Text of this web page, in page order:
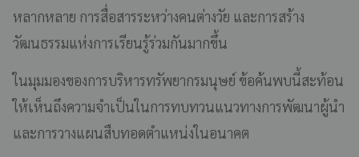
หลากหลาย การสื่อสารระหว่างคนต่างวัย และการสร้าง
วัฒนธรรมแห่งการเรียนรู้ร่วมกันมากขึ้น
ในมุมมองของการบริหารทรัพยากรมนุษย์ ข้อค้นพบนี้สะท้อน
ให้เห็นถึงความจำเป็นในการทบทวนแนวทางการพัฒนาผู้นำ
และการวางแผนสืบทอดตำแหน่งในอนาคต